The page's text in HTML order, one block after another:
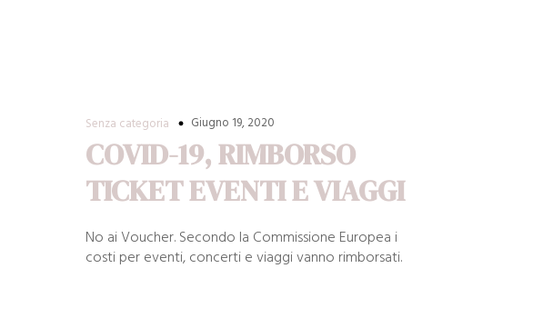
Senza categoria Giugno 19, 2020
COVID-19, RIMBORSO
TICKET EVENTI E VIAGGI
No ai Voucher. Secondo la Commissione Europea i
costi per eventi, concerti e viaggi vanno rimborsati.